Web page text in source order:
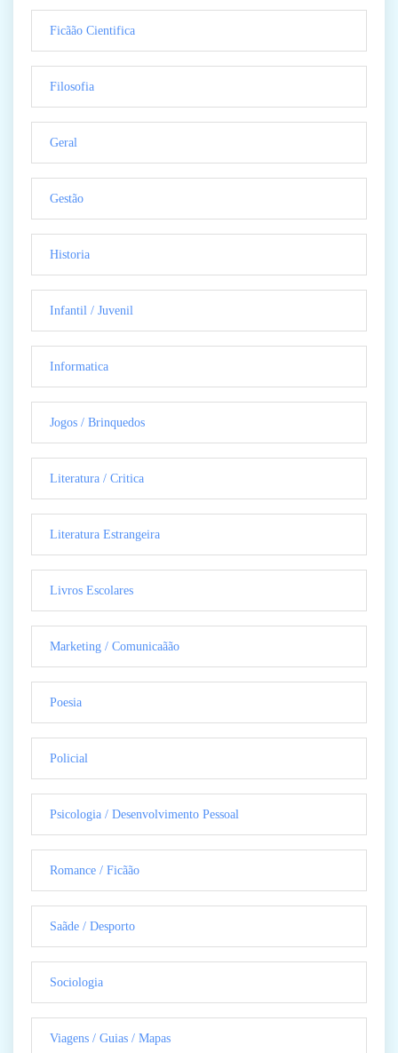
Ficãão Cientifica
Filosofia
Geral
Gestão
Historia
Infantil / Juvenil
Informatica
Jogos / Brinquedos
Literatura / Critica
Literatura Estrangeira
Livros Escolares
Marketing / Comunicaãão
Poesia
Policial
Psicologia / Desenvolvimento Pessoal
Romance / Ficãão
Saãde / Desporto
Sociologia
Viagens / Guias / Mapas